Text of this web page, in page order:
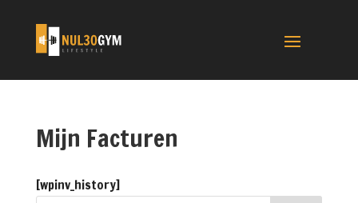
Mijn Facturen
[wpinv_history]